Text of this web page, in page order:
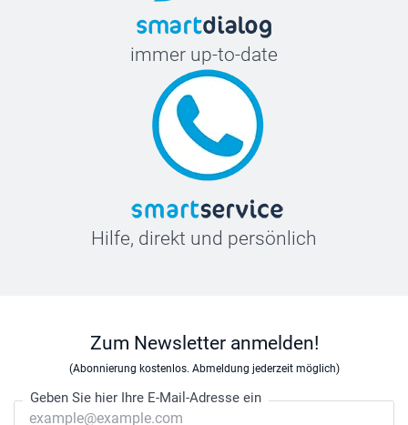
immer up-to-date
Hilfe, direkt und persönlich
Zum Newsletter anmelden!
(Abonnierung kostenlos. Abmeldung jederzeit möglich)
Geben Sie hier Ihre E-Mail-Adresse ein